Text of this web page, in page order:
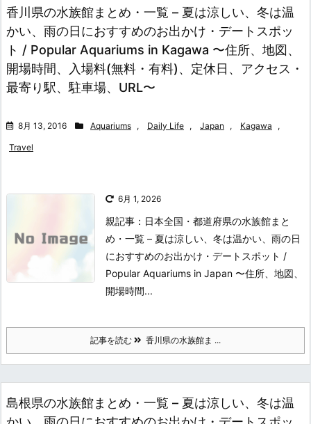
香川県の水族館まとめ・一覧 – 夏は涼しい、冬は温
かい、雨の日におすすめのお出かけ・デートスポッ
ト / Popular Aquariums in Kagawa 〜住所、地図、
開場時間、入場料(無料・有料)、定休日、アクセス・
最寄り駅、駐車場、URL〜
8月 13, 2016 Aquariums , Daily Life , Japan , Kagawa ,
Travel
6月 1, 2026
親記事：日本全国・都道府県の水族館まと
め・一覧 – 夏は涼しい、冬は温かい、雨の日
におすすめのお出かけ・デートスポット /
Popular Aquariums in Japan 〜住所、地図、
開場時間...
記事を読む 香川県の水族館ま ...
島根県の水族館まとめ・一覧 – 夏は涼しい、冬は温